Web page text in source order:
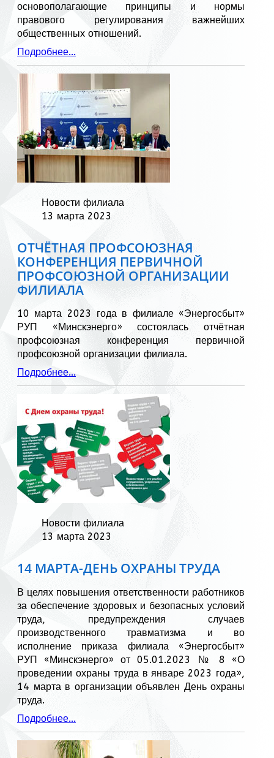
основополагающие принципы и нормы
правового регулирования важнейших
общественных отношений.
Подробнее...
Новости филиала
13 марта 2023
ОТЧЁТНАЯ ПРОФСОЮЗНАЯ
КОНФЕРЕНЦИЯ ПЕРВИЧНОЙ
ПРОФСОЮЗНОЙ ОРГАНИЗАЦИИ
ФИЛИАЛА
10 марта 2023 года в филиале «Энергосбыт»
РУП «Минскэнерго» состоялась отчётная
профсоюзная конференция первичной
профсоюзной организации филиала.
Подробнее...
Новости филиала
13 марта 2023
14 МАРТА-ДЕНЬ ОХРАНЫ ТРУДА
В целях повышения ответственности работников
за обеспечение здоровых и безопасных условий
труда, предупреждения случаев
производственного травматизма и во
исполнение приказа филиала «Энергосбыт»
РУП «Минскэнерго» от 05.01.2023 № 8 «О
проведении охраны труда в январе 2023 года»,
14 марта в организации объявлен День охраны
труда.
Подробнее...